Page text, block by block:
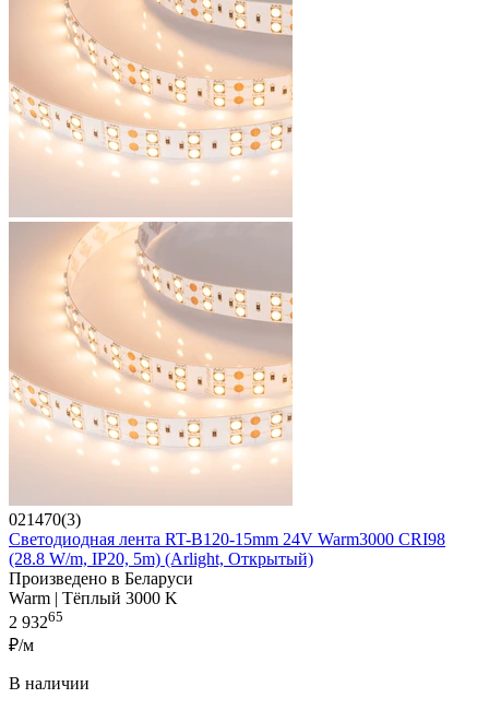
021470(3)
Светодиодная лента RT-B120-15mm 24V Warm3000 CRI98
(28.8 W/m, IP20, 5m) (Arlight, Открытый)
Произведено в Беларуси
Warm | Тёплый 3000 K
2 93265
₽/м
В наличии